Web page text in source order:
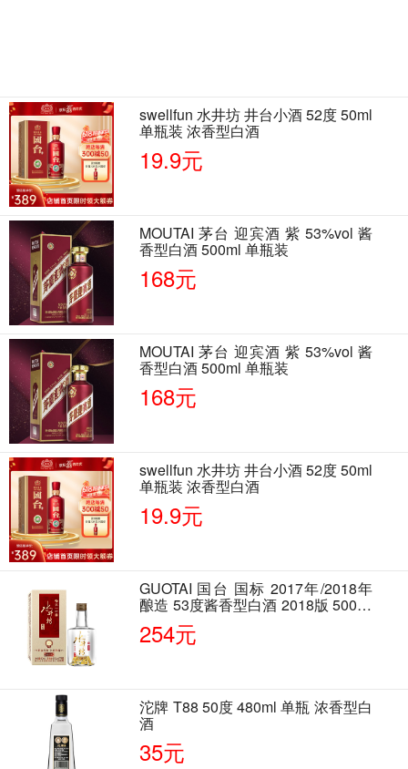
swellfun 水井坊 井台小酒 52度 50ml
单瓶装 浓香型白酒
19.9元
MOUTAI 茅台 迎宾酒 紫 53%vol 酱
香型白酒 500ml 单瓶装
168元
MOUTAI 茅台 迎宾酒 紫 53%vol 酱
香型白酒 500ml 单瓶装
168元
swellfun 水井坊 井台小酒 52度 50ml
单瓶装 浓香型白酒
19.9元
GUOTAI 国台 国标 2017年/2018年
酿造 53度酱香型白酒 2018版 500ml
单瓶装
254元
沱牌 T88 50度 480ml 单瓶 浓香型白
酒
35元